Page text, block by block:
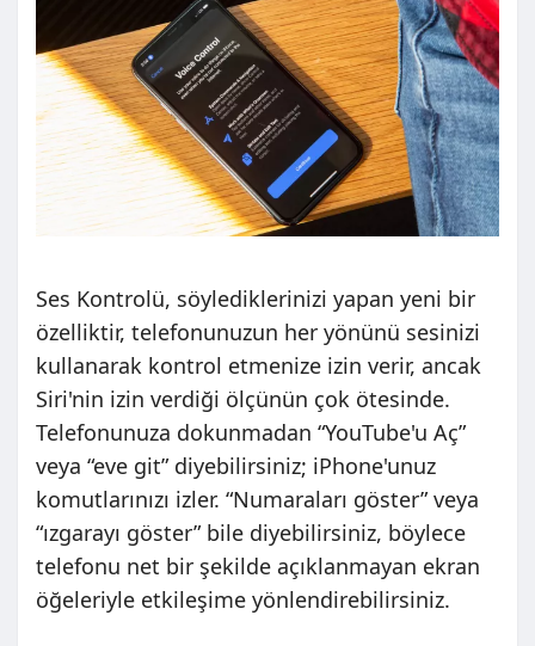
Ses Kontrolü, söylediklerinizi yapan yeni bir
özelliktir, telefonunuzun her yönünü sesinizi
kullanarak kontrol etmenize izin verir, ancak
Siri'nin izin verdiği ölçünün çok ötesinde.
Telefonunuza dokunmadan “YouTube'u Aç”
veya “eve git” diyebilirsiniz; iPhone'unuz
komutlarınızı izler. “Numaraları göster” veya
“ızgarayı göster” bile diyebilirsiniz, böylece
telefonu net bir şekilde açıklanmayan ekran
öğeleriyle etkileşime yönlendirebilirsiniz.